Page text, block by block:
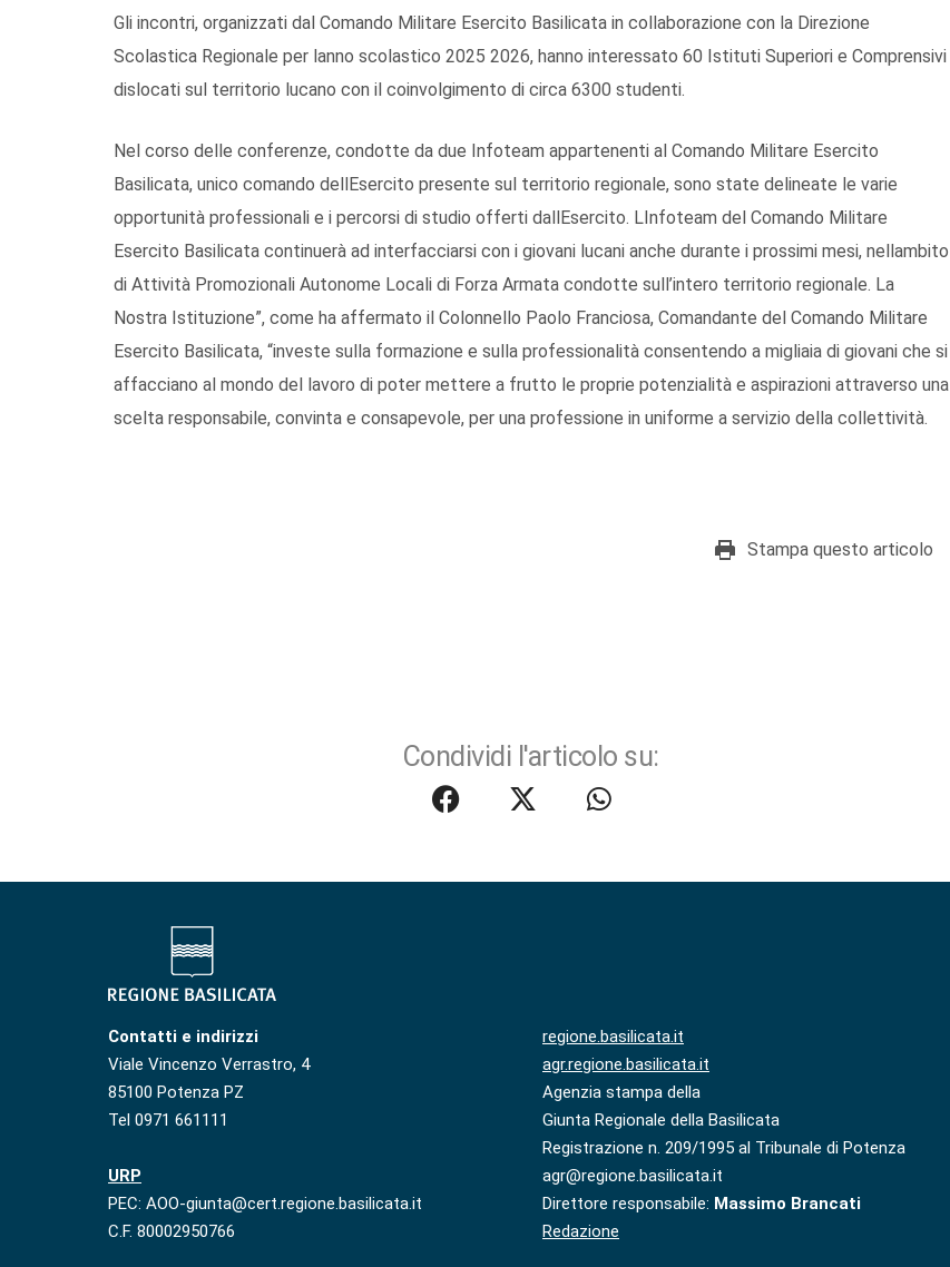
Gli incontri, organizzati dal Comando Militare Esercito Basilicata in collaborazione con la Direzione
Scolastica Regionale per lanno scolastico 2025 2026, hanno interessato 60 Istituti Superiori e Comprensivi
dislocati sul territorio lucano con il coinvolgimento di circa 6300 studenti.
Nel corso delle conferenze, condotte da due Infoteam appartenenti al Comando Militare Esercito
Basilicata, unico comando dellEsercito presente sul territorio regionale, sono state delineate le varie
opportunità professionali e i percorsi di studio offerti dallEsercito. LInfoteam del Comando Militare
Esercito Basilicata continuerà ad interfacciarsi con i giovani lucani anche durante i prossimi mesi, nellambito
di Attività Promozionali Autonome Locali di Forza Armata condotte sull’intero territorio regionale. La
Nostra Istituzione”, come ha affermato il Colonnello Paolo Franciosa, Comandante del Comando Militare
Esercito Basilicata, “investe sulla formazione e sulla professionalità consentendo a migliaia di giovani che si
affacciano al mondo del lavoro di poter mettere a frutto le proprie potenzialità e aspirazioni attraverso una
scelta responsabile, convinta e consapevole, per una professione in uniforme a servizio della collettività.
Stampa questo articolo
Condividi l'articolo su:
Contatti e indirizzi
Viale Vincenzo Verrastro, 4
85100 Potenza PZ
Tel 0971 661111
URP
PEC: AOO-giunta@cert.regione.basilicata.it
C.F. 80002950766
regione.basilicata.it
agr.regione.basilicata.it
Agenzia stampa della
Giunta Regionale della Basilicata
Registrazione n. 209/1995 al Tribunale di Potenza
agr@regione.basilicata.it
Direttore responsabile: Massimo Brancati
Redazione